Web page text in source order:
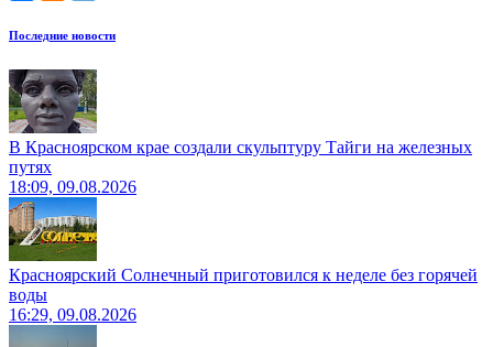
Последние новости
В Красноярском крае создали скульптуру Тайги на железных
путях
18:09, 09.08.2026
Красноярский Солнечный приготовился к неделе без горячей
воды
16:29, 09.08.2026